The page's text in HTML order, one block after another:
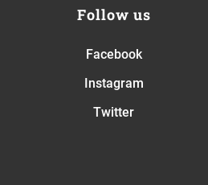
Follow us
Facebook
Instagram
Twitter